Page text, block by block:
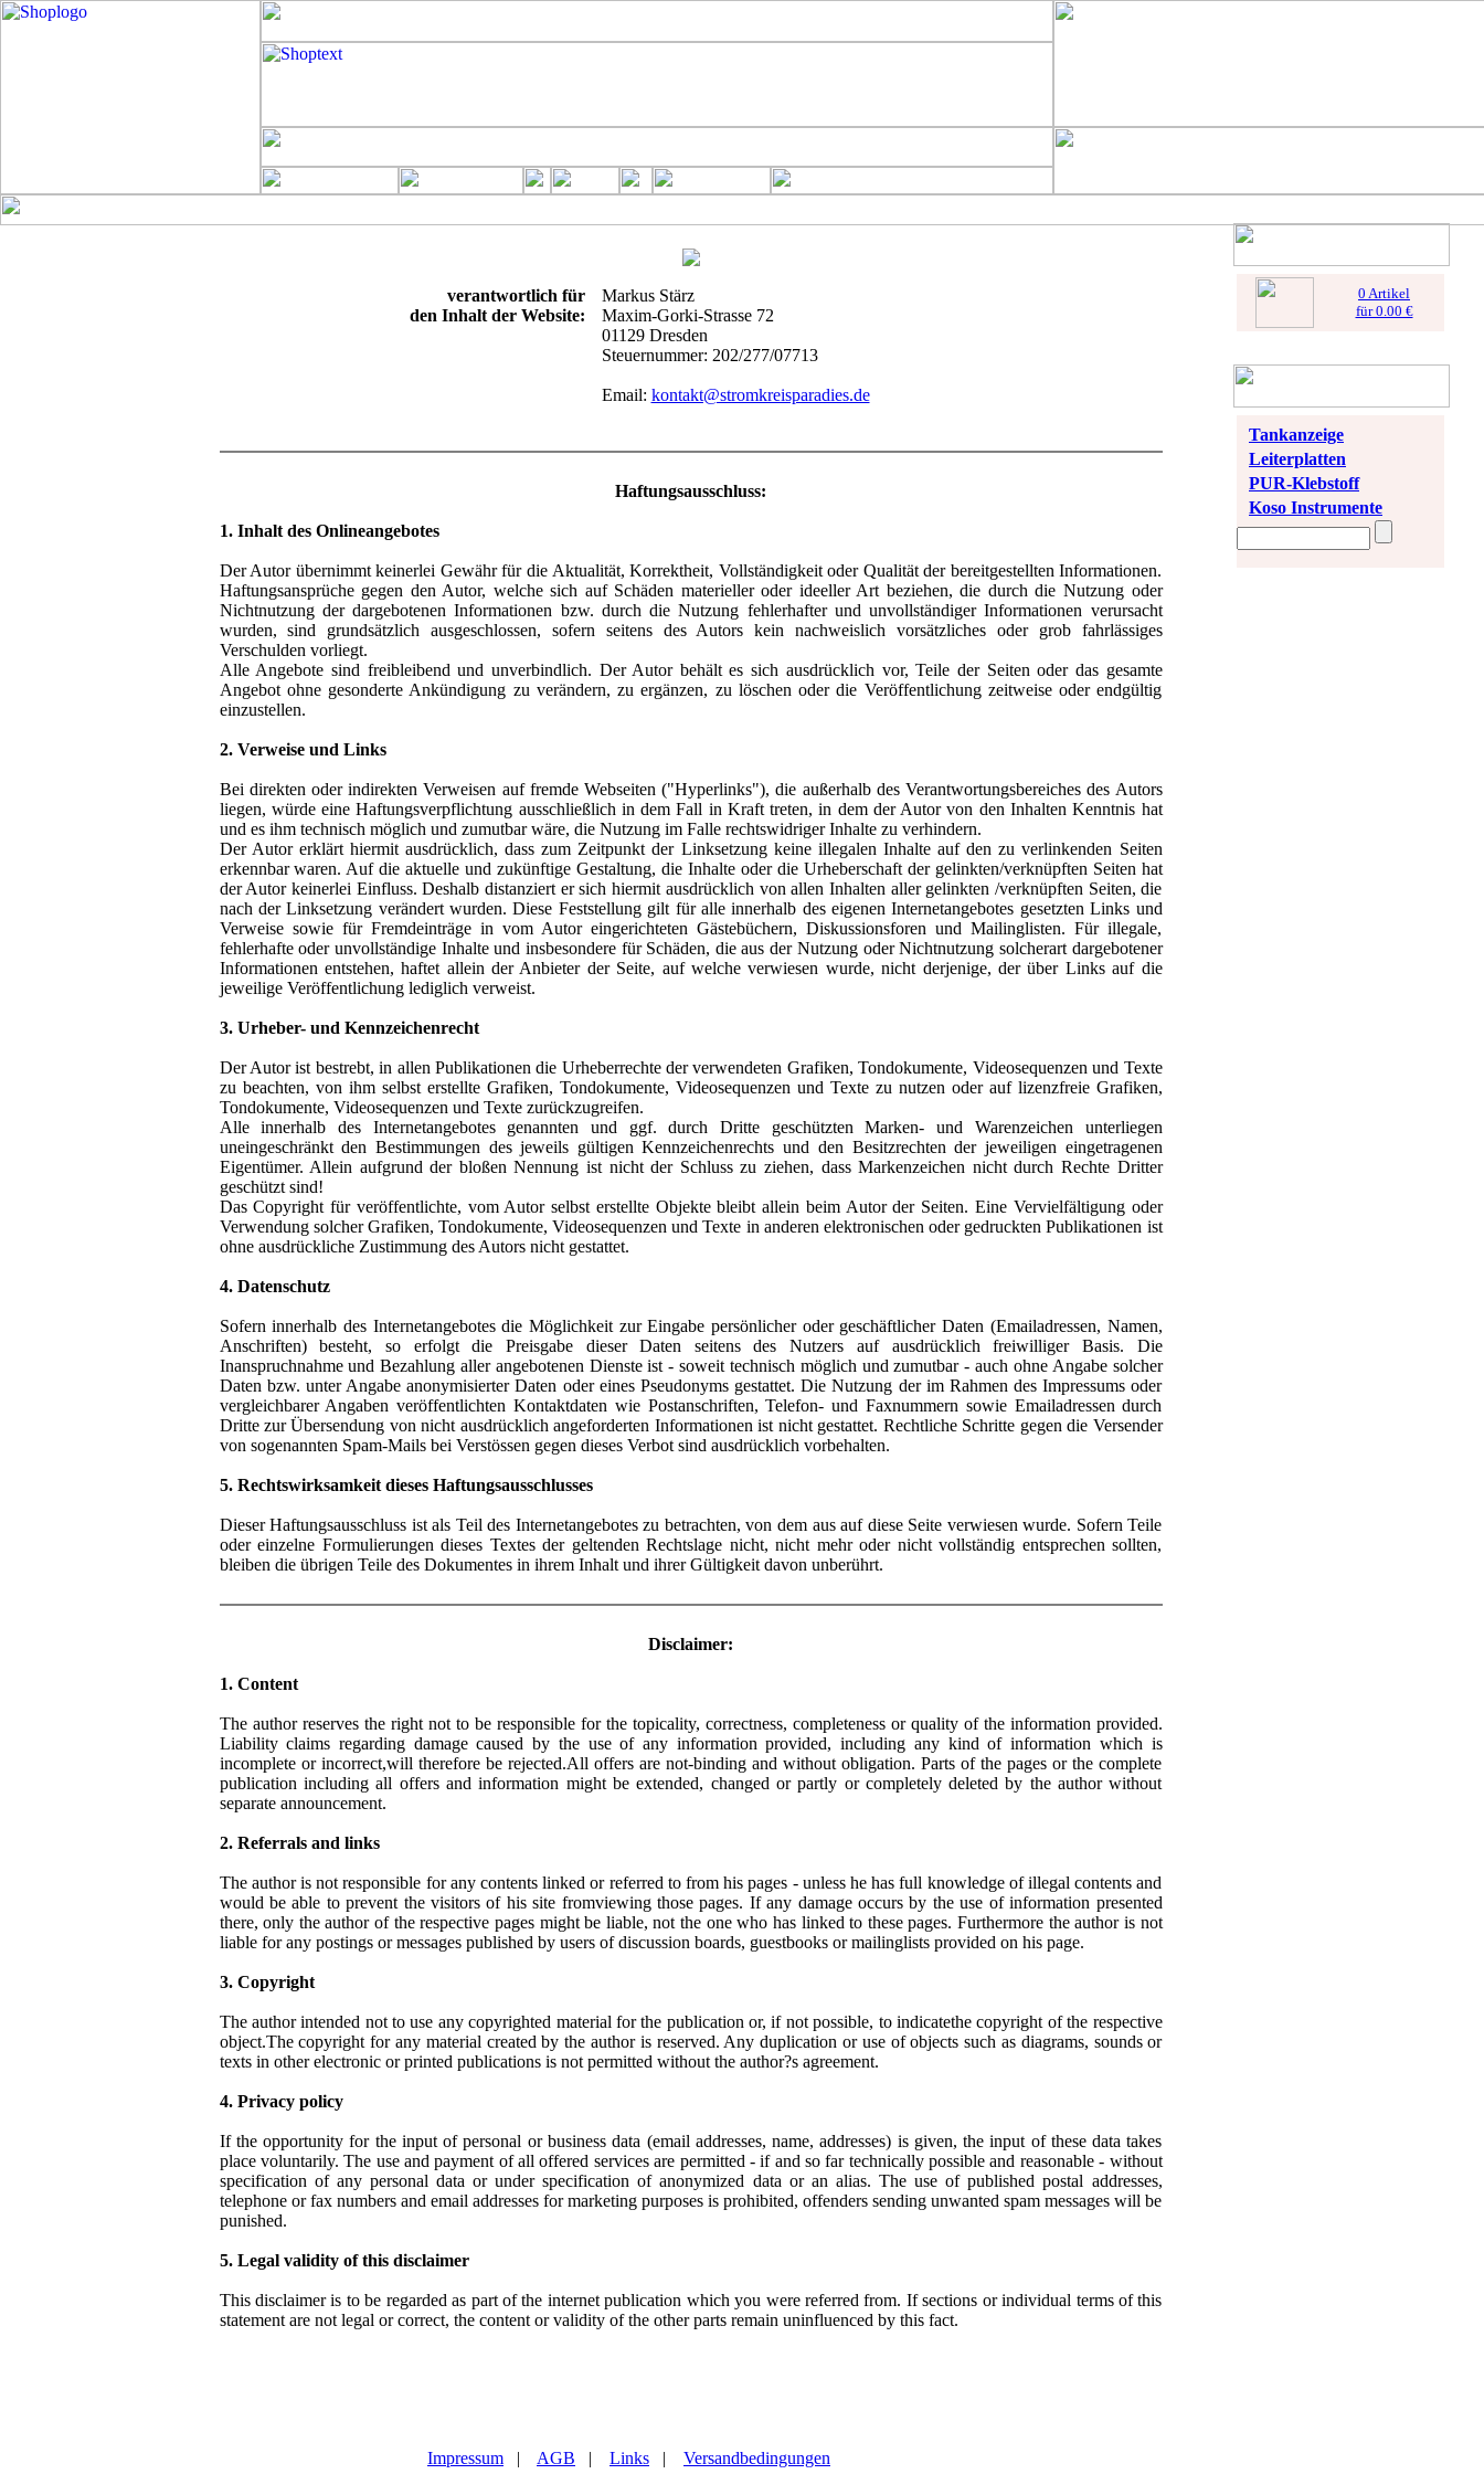
verantwortlich für
den Inhalt der Website:
Markus Stärz
Maxim-Gorki-Strasse 72
01129 Dresden
Steuernummer: 202/277/07713
Email: kontakt@stromkreisparadies.de
Haftungsausschluss:
1. Inhalt des Onlineangebotes
Der Autor übernimmt keinerlei Gewähr für die Aktualität, Korrektheit, Vollständigkeit oder Qualität der bereitgestellten Informationen.
Haftungsansprüche gegen den Autor, welche sich auf Schäden materieller oder ideeller Art beziehen, die durch die Nutzung oder
Nichtnutzung der dargebotenen Informationen bzw. durch die Nutzung fehlerhafter und unvollständiger Informationen verursacht
wurden, sind grundsätzlich ausgeschlossen, sofern seitens des Autors kein nachweislich vorsätzliches oder grob fahrlässiges
Verschulden vorliegt.
Alle Angebote sind freibleibend und unverbindlich. Der Autor behält es sich ausdrücklich vor, Teile der Seiten oder das gesamte
Angebot ohne gesonderte Ankündigung zu verändern, zu ergänzen, zu löschen oder die Veröffentlichung zeitweise oder endgültig
einzustellen.
2. Verweise und Links
Bei direkten oder indirekten Verweisen auf fremde Webseiten ("Hyperlinks"), die außerhalb des Verantwortungsbereiches des Autors
liegen, würde eine Haftungsverpflichtung ausschließlich in dem Fall in Kraft treten, in dem der Autor von den Inhalten Kenntnis hat
und es ihm technisch möglich und zumutbar wäre, die Nutzung im Falle rechtswidriger Inhalte zu verhindern.
Der Autor erklärt hiermit ausdrücklich, dass zum Zeitpunkt der Linksetzung keine illegalen Inhalte auf den zu verlinkenden Seiten
erkennbar waren. Auf die aktuelle und zukünftige Gestaltung, die Inhalte oder die Urheberschaft der gelinkten/verknüpften Seiten hat
der Autor keinerlei Einfluss. Deshalb distanziert er sich hiermit ausdrücklich von allen Inhalten aller gelinkten /verknüpften Seiten, die
nach der Linksetzung verändert wurden. Diese Feststellung gilt für alle innerhalb des eigenen Internetangebotes gesetzten Links und
Verweise sowie für Fremdeinträge in vom Autor eingerichteten Gästebüchern, Diskussionsforen und Mailinglisten. Für illegale,
fehlerhafte oder unvollständige Inhalte und insbesondere für Schäden, die aus der Nutzung oder Nichtnutzung solcherart dargebotener
Informationen entstehen, haftet allein der Anbieter der Seite, auf welche verwiesen wurde, nicht derjenige, der über Links auf die
jeweilige Veröffentlichung lediglich verweist.
3. Urheber- und Kennzeichenrecht
Der Autor ist bestrebt, in allen Publikationen die Urheberrechte der verwendeten Grafiken, Tondokumente, Videosequenzen und Texte
zu beachten, von ihm selbst erstellte Grafiken, Tondokumente, Videosequenzen und Texte zu nutzen oder auf lizenzfreie Grafiken,
Tondokumente, Videosequenzen und Texte zurückzugreifen.
Alle innerhalb des Internetangebotes genannten und ggf. durch Dritte geschützten Marken- und Warenzeichen unterliegen
uneingeschränkt den Bestimmungen des jeweils gültigen Kennzeichenrechts und den Besitzrechten der jeweiligen eingetragenen
Eigentümer. Allein aufgrund der bloßen Nennung ist nicht der Schluss zu ziehen, dass Markenzeichen nicht durch Rechte Dritter
geschützt sind!
Das Copyright für veröffentlichte, vom Autor selbst erstellte Objekte bleibt allein beim Autor der Seiten. Eine Vervielfältigung oder
Verwendung solcher Grafiken, Tondokumente, Videosequenzen und Texte in anderen elektronischen oder gedruckten Publikationen ist
ohne ausdrückliche Zustimmung des Autors nicht gestattet.
4. Datenschutz
Sofern innerhalb des Internetangebotes die Möglichkeit zur Eingabe persönlicher oder geschäftlicher Daten (Emailadressen, Namen,
Anschriften) besteht, so erfolgt die Preisgabe dieser Daten seitens des Nutzers auf ausdrücklich freiwilliger Basis. Die
Inanspruchnahme und Bezahlung aller angebotenen Dienste ist - soweit technisch möglich und zumutbar - auch ohne Angabe solcher
Daten bzw. unter Angabe anonymisierter Daten oder eines Pseudonyms gestattet. Die Nutzung der im Rahmen des Impressums oder
vergleichbarer Angaben veröffentlichten Kontaktdaten wie Postanschriften, Telefon- und Faxnummern sowie Emailadressen durch
Dritte zur Übersendung von nicht ausdrücklich angeforderten Informationen ist nicht gestattet. Rechtliche Schritte gegen die Versender
von sogenannten Spam-Mails bei Verstössen gegen dieses Verbot sind ausdrücklich vorbehalten.
5. Rechtswirksamkeit dieses Haftungsausschlusses
Dieser Haftungsausschluss ist als Teil des Internetangebotes zu betrachten, von dem aus auf diese Seite verwiesen wurde. Sofern Teile
oder einzelne Formulierungen dieses Textes der geltenden Rechtslage nicht, nicht mehr oder nicht vollständig entsprechen sollten,
bleiben die übrigen Teile des Dokumentes in ihrem Inhalt und ihrer Gültigkeit davon unberührt.
Disclaimer:
1. Content
The author reserves the right not to be responsible for the topicality, correctness, completeness or quality of the information provided.
Liability claims regarding damage caused by the use of any information provided, including any kind of information which is
incomplete or incorrect,will therefore be rejected.All offers are not-binding and without obligation. Parts of the pages or the complete
publication including all offers and information might be extended, changed or partly or completely deleted by the author without
separate announcement.
2. Referrals and links
The author is not responsible for any contents linked or referred to from his pages - unless he has full knowledge of illegal contents and
would be able to prevent the visitors of his site fromviewing those pages. If any damage occurs by the use of information presented
there, only the author of the respective pages might be liable, not the one who has linked to these pages. Furthermore the author is not
liable for any postings or messages published by users of discussion boards, guestbooks or mailinglists provided on his page.
3. Copyright
The author intended not to use any copyrighted material for the publication or, if not possible, to indicatethe copyright of the respective
object.The copyright for any material created by the author is reserved. Any duplication or use of objects such as diagrams, sounds or
texts in other electronic or printed publications is not permitted without the author?s agreement.
4. Privacy policy
If the opportunity for the input of personal or business data (email addresses, name, addresses) is given, the input of these data takes
place voluntarily. The use and payment of all offered services are permitted - if and so far technically possible and reasonable - without
specification of any personal data or under specification of anonymized data or an alias. The use of published postal addresses,
telephone or fax numbers and email addresses for marketing purposes is prohibited, offenders sending unwanted spam messages will be
punished.
5. Legal validity of this disclaimer
This disclaimer is to be regarded as part of the internet publication which you were referred from. If sections or individual terms of this
statement are not legal or correct, the content or validity of the other parts remain uninfluenced by this fact.
0 Artikel
für 0.00 €
Tankanzeige
Leiterplatten
PUR-Klebstoff
Koso Instrumente
Impressum | AGB | Links | Versandbedingungen